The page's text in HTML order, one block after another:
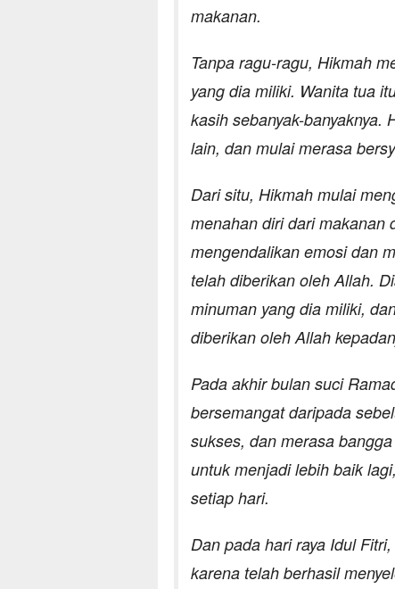
makanan.
Tanpa ragu-ragu, Hikmah
yang dia miliki. Wanita tua
kasih sebanyak-banyaknya.
lain, dan mulai merasa
Dari situ, Hikmah mulai
menahan diri dari makanan
mengendalikan emosi dan
telah diberikan oleh Allah.
minuman yang dia miliki,
diberikan oleh Allah
Pada akhir bulan suci
bersemangat daripada
sukses, dan merasa
untuk menjadi lebih baik
setiap hari.
Dan pada hari raya Idul
karena telah berhasil